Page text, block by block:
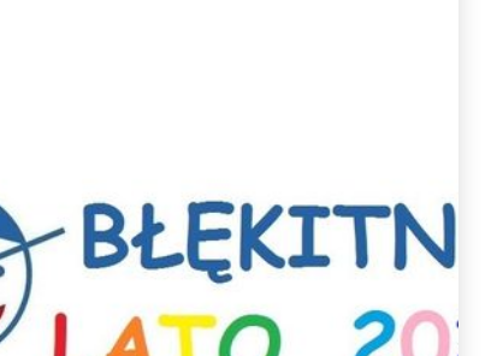
Błękitnymi - lato 2026
Zapraszamy na sportowe półkolonie z
Błękitnymi. Jak co roku szykujemy dla
uczestników mnóstwo aktywności sportowych
pod opieką wykwalifikowanych trenerów, a